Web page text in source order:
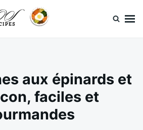
aux épinards et
faciles et